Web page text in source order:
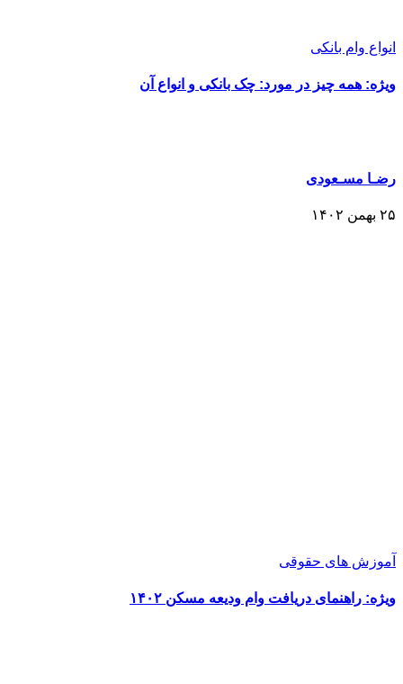
انواع وام بانکی
ویژه: همه چیز در مورد: چک بانکی و انواع آن
رضـا مسـعودی
۲۵ بهمن ۱۴۰۲
آموزش های حقوقی
ویژه: راهنمای دریافت وام ودیعه مسکن ۱۴۰۲